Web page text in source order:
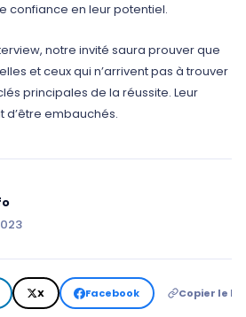
confiance en leur potentiel.
notre invité saura prouver que
et ceux qui n’arrivent pas à trouver
principales de la réussite. Leur
d’être embauchés.
X Facebook Copier le